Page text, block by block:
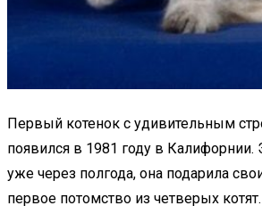
Первый котенок с удивительным
появился в 1981 году в Калифорнии.
уже через полгода, она подарила
первое потомство из четверых